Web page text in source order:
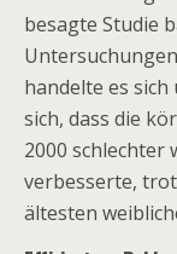
besagte Studie
handelte es sich
sich, dass die
2000 schlechter
verbesserte,
ältesten